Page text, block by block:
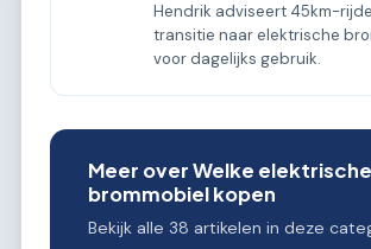
Hendrik adviseert 45km-
transitie naar elektrische
voor dagelijks gebruik.
Meer over Welke elektrische
brommobiel kopen
Bekijk alle 38 artikelen in deze